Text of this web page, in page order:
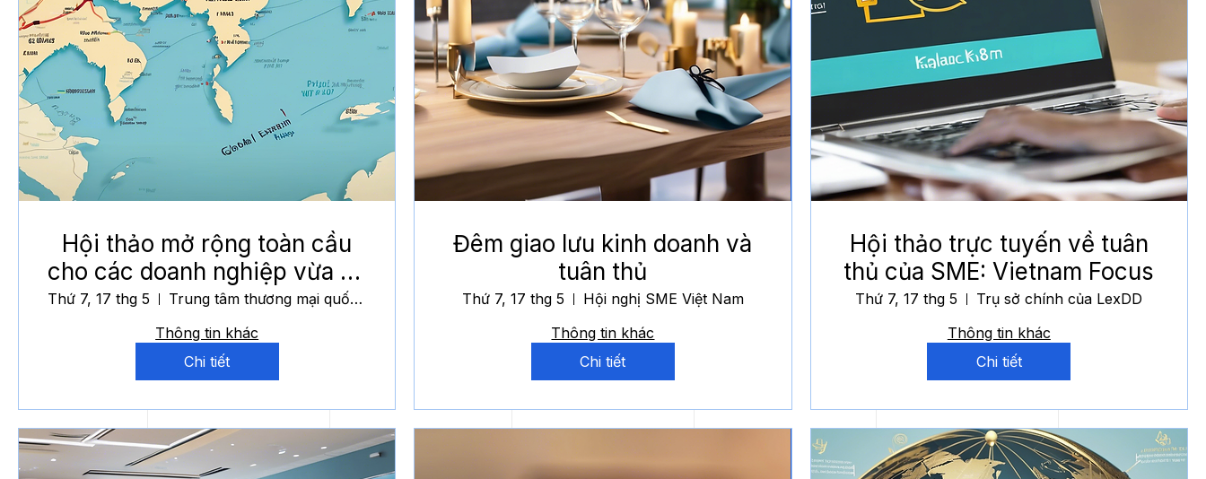
Hội thảo mở rộng toàn cầu
cho các doanh nghiệp vừa và
nhỏ Việt Nam
Thứ 7, 17 thg 5
Trung tâm thương mại quốc tế
Thông tin khác
Chi tiết
Đêm giao lưu kinh doanh và
tuân thủ
Thứ 7, 17 thg 5
Hội nghị SME Việt Nam
Thông tin khác
Chi tiết
Hội thảo trực tuyến về tuân
thủ của SME: Vietnam Focus
Thứ 7, 17 thg 5
Trụ sở chính của LexDD
Thông tin khác
Chi tiết